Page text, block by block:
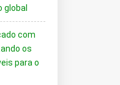
global
com
os
para o